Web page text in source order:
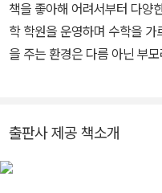
『수학의 마음』(푸른향기)등
학이야』(모알보알, 공동 번역
다. 인스타그램 :
책을 좋아해 어려서부터 다양
학 학원을 운영하며 수학을
을 주는 환경은 다름 아닌 부
공동대표로서 좋은 수학책을
노력하고 있습니다. 저서로는
출판사 제공 책소개